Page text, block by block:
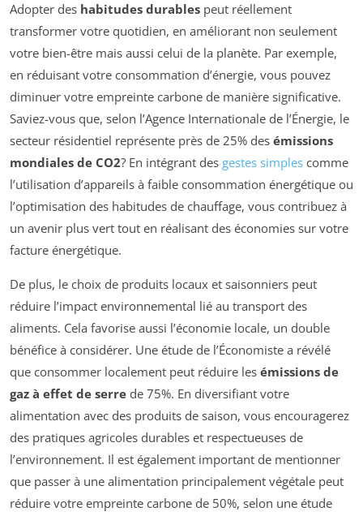
Adopter des habitudes durables peut réellement
transformer votre quotidien, en améliorant non seulement
votre bien-être mais aussi celui de la planète. Par exemple,
en réduisant votre consommation d’énergie, vous pouvez
diminuer votre empreinte carbone de manière significative.
Saviez-vous que, selon l’Agence Internationale de l’Énergie, le
secteur résidentiel représente près de 25% des émissions
mondiales de CO2? En intégrant des gestes simples comme
l’utilisation d’appareils à faible consommation énergétique ou
l’optimisation des habitudes de chauffage, vous contribuez à
un avenir plus vert tout en réalisant des économies sur votre
facture énergétique.
De plus, le choix de produits locaux et saisonniers peut
réduire l’impact environnemental lié au transport des
aliments. Cela favorise aussi l’économie locale, un double
bénéfice à considérer. Une étude de l’Économiste a révélé
que consommer localement peut réduire les émissions de
gaz à effet de serre de 75%. En diversifiant votre
alimentation avec des produits de saison, vous encouragerez
des pratiques agricoles durables et respectueuses de
l’environnement. Il est également important de mentionner
que passer à une alimentation principalement végétale peut
réduire votre empreinte carbone de 50%, selon une étude